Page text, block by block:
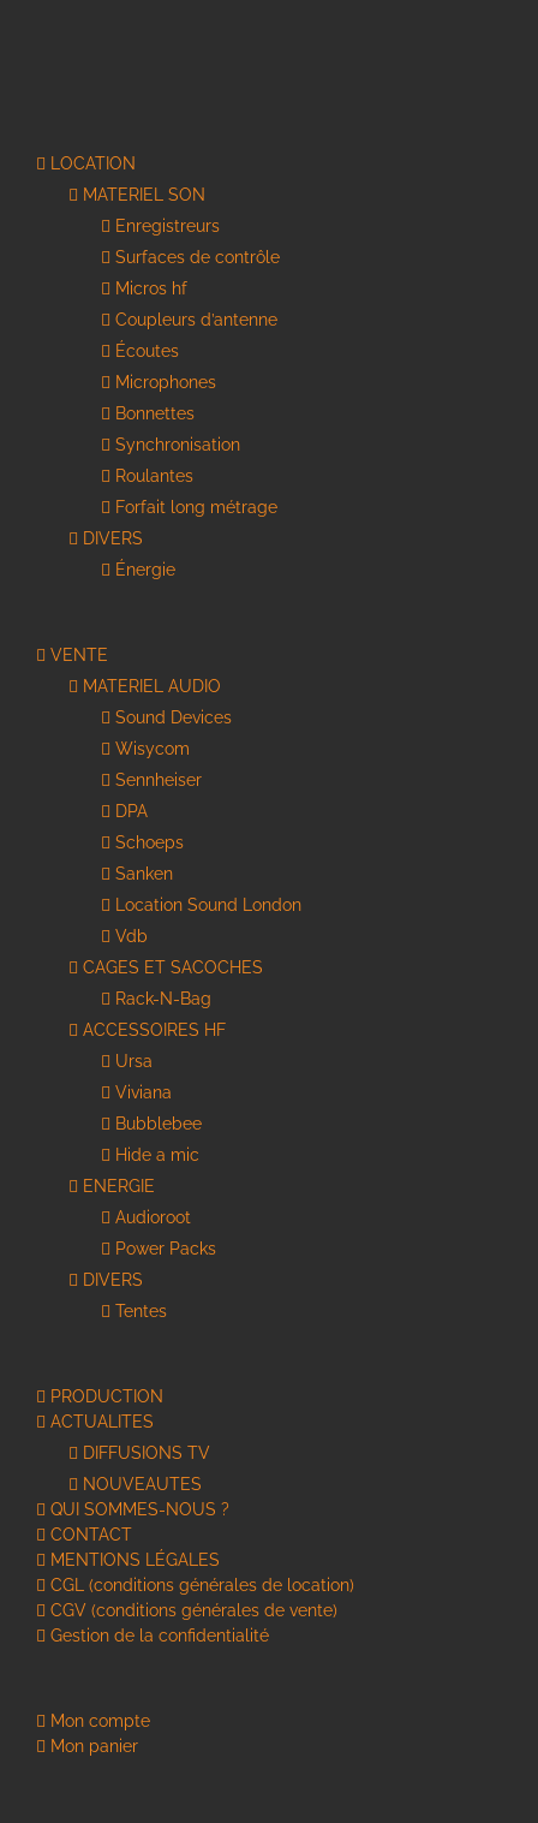
LOCATION
MATERIEL SON
Enregistreurs
Surfaces de contrôle
Micros hf
Coupleurs d’antenne
Écoutes
Microphones
Bonnettes
Synchronisation
Roulantes
Forfait long métrage
DIVERS
Énergie
VENTE
MATERIEL AUDIO
Sound Devices
Wisycom
Sennheiser
DPA
Schoeps
Sanken
Location Sound London
Vdb
CAGES ET SACOCHES
Rack-N-Bag
ACCESSOIRES HF
Ursa
Viviana
Bubblebee
Hide a mic
ENERGIE
Audioroot
Power Packs
DIVERS
Tentes
PRODUCTION
ACTUALITES
DIFFUSIONS TV
NOUVEAUTES
QUI SOMMES-NOUS ?
CONTACT
MENTIONS LÉGALES
CGL (conditions générales de location)
CGV (conditions générales de vente)
Gestion de la confidentialité
Mon compte
Mon panier